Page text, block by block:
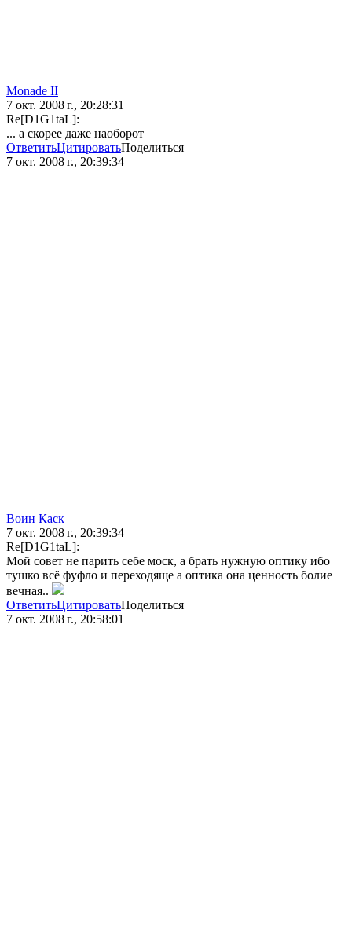
Monade II
7 окт. 2008 г., 20:28:31
Re[D1G1taL]:
... а скорее даже наоборот
ОтветитьЦитироватьПоделиться
7 окт. 2008 г., 20:39:34
Воин Каск
7 окт. 2008 г., 20:39:34
Re[D1G1taL]:
Мой совет не парить себе моск, а брать нужную оптику ибо
тушко всё фуфло и переходяще а оптика она ценность болие
вечная..
ОтветитьЦитироватьПоделиться
7 окт. 2008 г., 20:58:01